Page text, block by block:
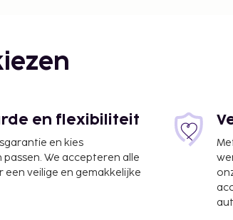
mile and kilometer.
Parish Church - 1.4
- 2 km / 1.3 mi
mi National Heroes
2.1 km / 1.3 mi Bob
2.2 km / 1.4 mi The
en flexibiliteit
en kies
We accepteren alle
veilige en gemakkelijke